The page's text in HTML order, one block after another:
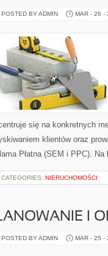
POSTED BY ADMIN MAR - 26 -
się na konkretnych
klientów oraz
Płatna (SEM i PPC).
CATEGORIES: NIERUCHOMOŚCI
I
POSTED BY ADMIN MAR - 25 -